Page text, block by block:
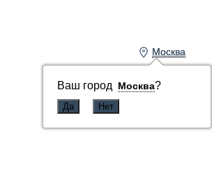
Москва
Ваш город Москва?
Москва
Ваш город Москва?